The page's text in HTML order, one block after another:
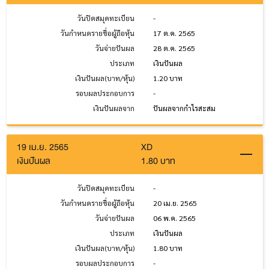
วันปิดสมุดทะเบียน
-
วันกำหนดรายชื่อผู้ถือหุ้น
17 ต.ค. 2565
วันจ่ายปันผล
28 ต.ค. 2565
ประเภท
เงินปันผล
เงินปันผล(บาท/หุ้น)
1.20 บาท
รอบผลประกอบการ
-
เงินปันผลจาก
ปันผลจากกำไรสะสม
19 เม.ย. 2565
XD
เงินปันผล
1.80 บาท
วันปิดสมุดทะเบียน
-
วันกำหนดรายชื่อผู้ถือหุ้น
20 เม.ย. 2565
วันจ่ายปันผล
06 พ.ค. 2565
ประเภท
เงินปันผล
เงินปันผล(บาท/หุ้น)
1.80 บาท
รอบผลประกอบการ
-